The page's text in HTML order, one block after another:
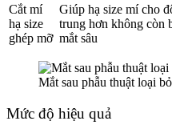
Cắt mí
hạ size
ghép mỡ
Giúp hạ size mí cho
trung hơn không còn
mắt sâu
Mắt sau phẫu thuật loại
Mức độ hiệu quả